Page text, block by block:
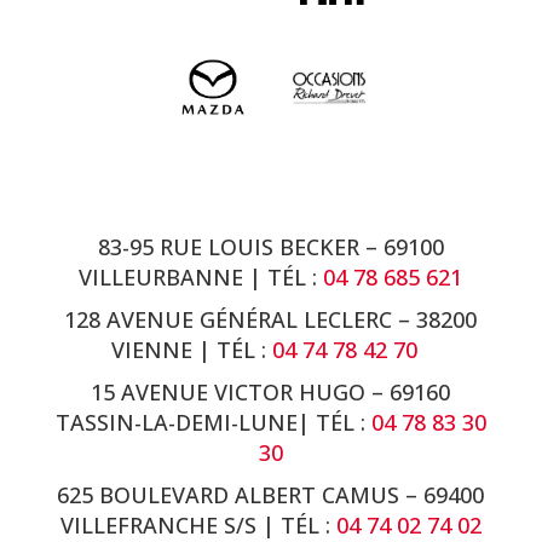
83-95 RUE LOUIS BECKER – 69100
VILLEURBANNE | TÉL : 04 78 685 621
128 AVENUE GÉNÉRAL LECLERC – 38200
VIENNE | TÉL : 04 74 78 42 70
15 AVENUE VICTOR HUGO – 69160
TASSIN-LA-DEMI-LUNE| TÉL : 04 78 83 30
30
625 BOULEVARD ALBERT CAMUS – 69400
VILLEFRANCHE S/S | TÉL : 04 74 02 74 02